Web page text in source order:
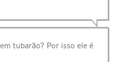
tubarão? Por isso ele é